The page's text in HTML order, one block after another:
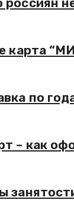
карта
по
– как